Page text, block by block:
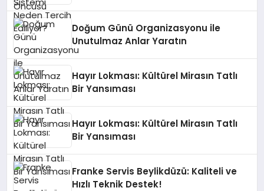
Doğum Günü Organizasyonu ile
Unutulmaz Anlar Yaratın
Hayır Lokması: Kültürel Mirasın Tatlı
Bir Yansıması
Hayır Lokması: Kültürel Mirasın Tatlı
Bir Yansıması
Franke Servis Beylikdüzü: Kaliteli ve
Hızlı Teknik Destek!